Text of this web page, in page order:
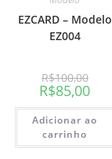
EZCARD – Modelo
EZ004
R$100,00
R$85,00
Adicionar ao
carrinho